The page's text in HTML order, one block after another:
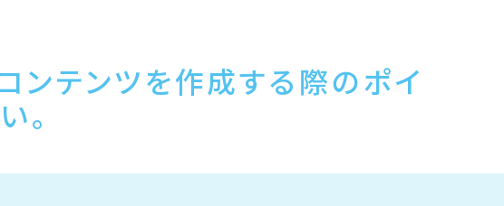
テンツを作成する際のポイ
。